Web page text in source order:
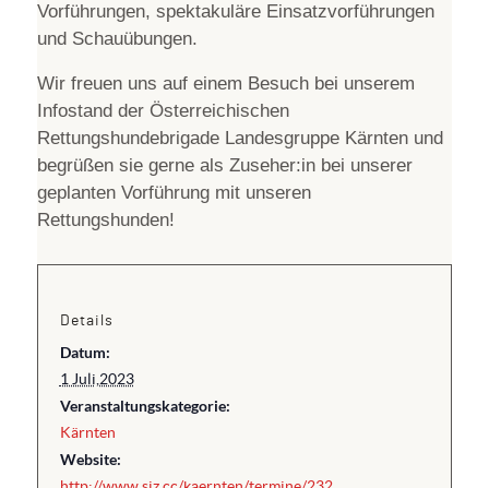
Vorführungen, spektakuläre Einsatzvorführungen
und Schauübungen.
Wir freuen uns auf einem Besuch bei unserem
Infostand der Österreichischen
Rettungshundebrigade Landesgruppe Kärnten und
begrüßen sie gerne als Zuseher:in bei unserer
geplanten Vorführung mit unseren
Rettungshunden!
Details
Datum:
1 Juli,2023
Veranstaltungskategorie:
Kärnten
Website: